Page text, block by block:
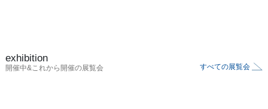
exhibition
開催中&これから開催の展覧会 すべての展覧会